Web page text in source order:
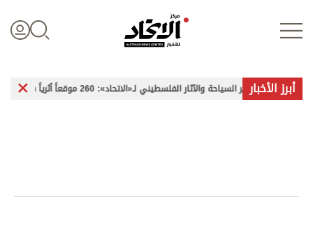
علوم الدار
أبرز الأخبار
والآثار الفلسطيني لـ«الاتحاد»: 260 موقعاً أثرياً في غزة تعرضت للضرر